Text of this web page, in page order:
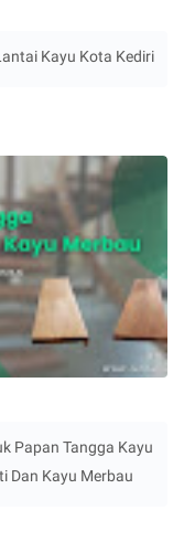
Kayu Kota Kediri
Papan Tangga Kayu
Dan Kayu Merbau